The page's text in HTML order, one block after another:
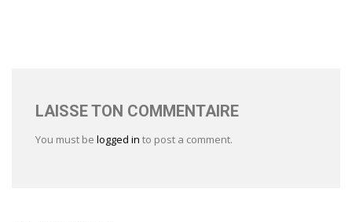
LAISSE TON COMMENTAIRE
You must be logged in to post a comment.